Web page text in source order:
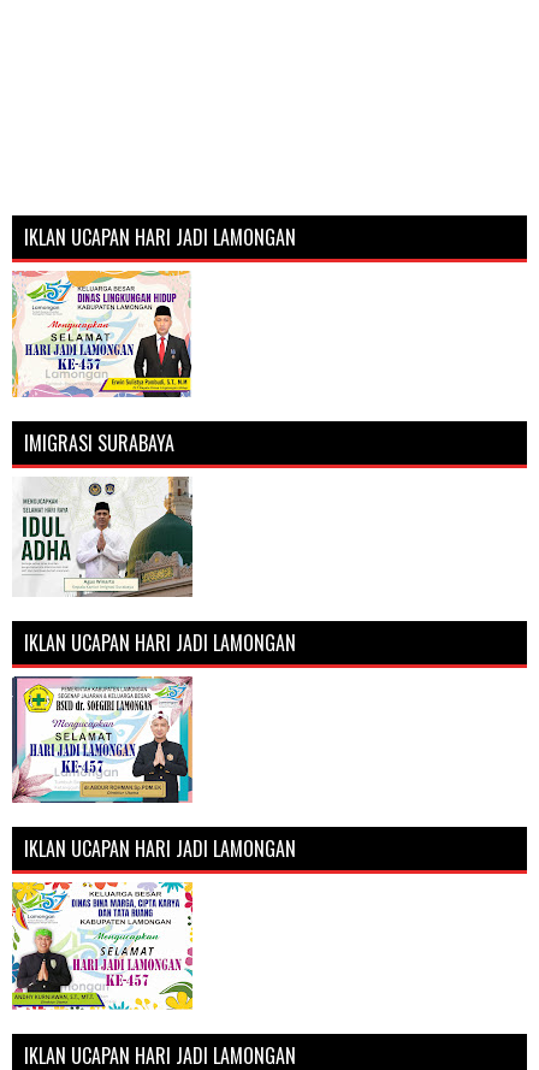
IKLAN UCAPAN HARI JADI LAMONGAN
IMIGRASI SURABAYA
IKLAN UCAPAN HARI JADI LAMONGAN
IKLAN UCAPAN HARI JADI LAMONGAN
IKLAN UCAPAN HARI JADI LAMONGAN